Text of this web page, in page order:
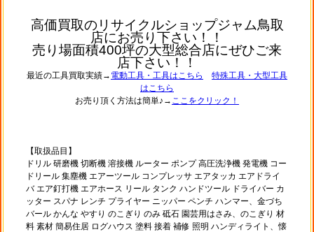
高価買取のリサイクルショップジャム鳥取
店にお売り下さい！！
売り場面積400坪の大型総合店にぜひご来
店下さい！！
最近の工具買取実績→ 電動工具・工具はこちら
特殊工具・大型工具
はこちら
お売り頂く方法は簡単♪→ ここをクリック！
【取扱品目】
ドリル 研磨機 切断機 溶接機 ルーター ポンプ 高圧洗浄機 発電機 コー
ドリール 集塵機 エアーツール コンプレッサ エアタッカ エアドライ
バ エア釘打機 エアホース リール タンク ハンドツール ドライバー カ
ッター スパナ レンチ プライヤー ニッパー ペンチ ハンマー、金づち
バール かんな やすり のこぎり のみ 砥石 園芸用はさみ、のこぎり 材
料 素材 簡易住居 ログハウス 塗料 接着 補修 照明 ハンディライト、懐